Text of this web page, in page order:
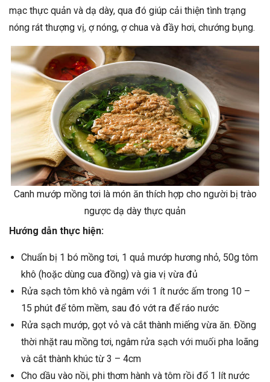
mạc thực quản và dạ dày, qua đó giúp cải thiện tình trạng
nóng rát thượng vị, ợ nóng, ợ chua và đầy hơi, chướng bụng.
Canh mướp mồng tơi là món ăn thích hợp cho người bị trào
ngược dạ dày thực quản
Hướng dẫn thực hiện:
Chuẩn bị 1 bó mồng tơi, 1 quả mướp hương nhỏ, 50g tôm
khô (hoặc dùng cua đồng) và gia vị vừa đủ
Rửa sạch tôm khô và ngâm với 1 ít nước ấm trong 10 –
15 phút để tôm mềm, sau đó vớt ra để ráo nước
Rửa sạch mướp, gọt vỏ và cắt thành miếng vừa ăn. Đồng
thời nhặt rau mồng tơi, ngâm rửa sạch với muối pha loãng
và cắt thành khúc từ 3 – 4cm
Cho dầu vào nồi, phi thơm hành và tôm rồi đổ 1 lít nước